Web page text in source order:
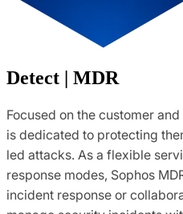
Detect | MDR
Focused on the customer
is dedicated to protecting
led attacks. As a flexible
response modes, Sophos
incident response or